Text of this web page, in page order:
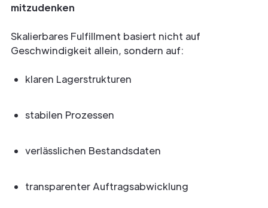
mitzudenken
Skalierbares Fulfillment basiert nicht auf
Geschwindigkeit allein, sondern auf:
klaren Lagerstrukturen
stabilen Prozessen
verlässlichen Bestandsdaten
transparenter Auftragsabwicklung